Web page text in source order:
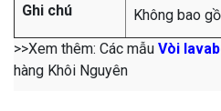
Ghi chú
Không bao
>>Xem thêm: Các mẫu Vòi
hàng Khôi Nguyên